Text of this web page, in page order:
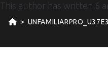
This author has written 6
>